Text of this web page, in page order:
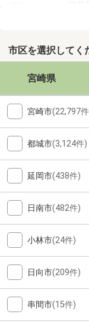
マンションは、物
複数の物件を見比
貸マンションを比較
市区を選択してく
宮崎県
宮崎市(22,797
都城市(3,124件)
延岡市(438件)
日南市(482件)
小林市(24件)
日向市(209件)
串間市(15件)